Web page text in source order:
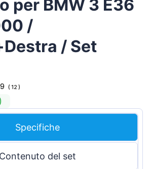
per BMW 3 E36
/
/ Set
(12 )
Specifiche
Contenuto del set